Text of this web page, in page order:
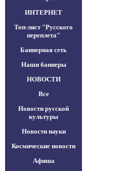
ИНТЕРНЕТ
Топ-лист "Русского
переплета"
Баннерная сеть
Наши баннеры
НОВОСТИ
Все
Новости русской
культуры
Новости науки
Космические новости
Афиша